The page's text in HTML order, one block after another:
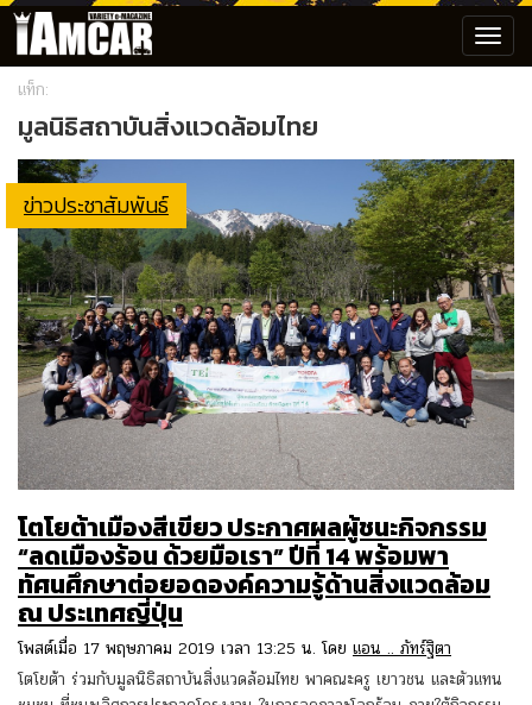
แท็ก:
มูลนิธิสถาบันสิ่งแวดล้อมไทย
ข่าวประชาสัมพันธ์
โตโยต้าเมืองสีเขียว ประกาศผลผู้ชนะกิจกรรม
“ลดเมืองร้อน ด้วยมือเรา” ปีที่ 14 พร้อมพา
ทัศนศึกษาต่อยอดองค์ความรู้ด้านสิ่งแวดล้อม
ณ ประเทศญี่ปุ่น
โพสต์เมื่อ 17 พฤษภาคม 2019 เวลา 13:25 น. โดย แอน .. ภัทร์ฐิตา
โตโยต้า ร่วมกับมูลนิธิสถาบันสิ่งแวดล้อมไทย พาคณะครู เยาวชน และตัวแทน